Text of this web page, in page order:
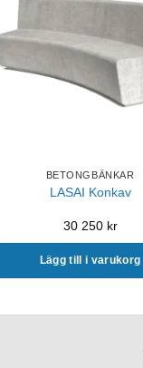
BETONGBÄNKAR
LASAI Konkav
30 250 kr
Lägg till i varukorg